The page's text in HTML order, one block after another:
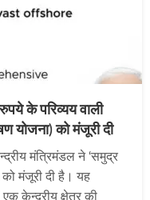
के परिव्यय वाली
योजना) को मंजूरी दी
मंत्रिमंडल ने ‘समुद्र
को मंजूरी दी है। यह
केन्द्रीय क्षेत्र की